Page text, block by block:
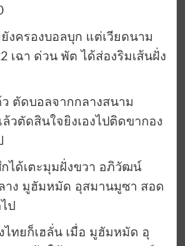
งครองบอลบุก แต่เวียดนาม
เฉา ด่วน พัต ได้ส่องริมเส้นฝั่ง
ตัดบอลจากกลางสนาม
วตัดสินใจยิงเองไปติดขากอง
กได้เตะมุมฝั่งขวา อภิวัฒน์
าง มูฮัมหมัด อุสมานมูซา สอด
ป
ไทยก็เฮลั่น เมื่อ มูฮัมหมัด อุ